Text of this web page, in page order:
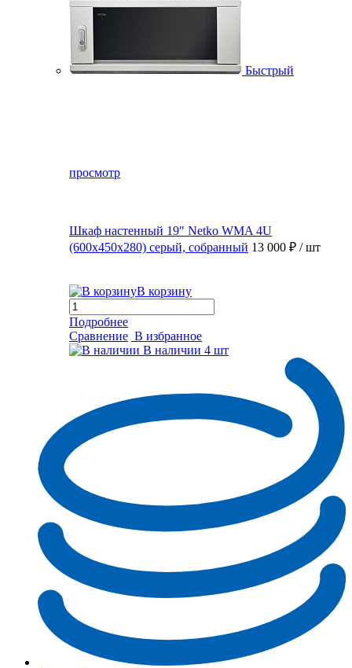
Быстрый
просмотр
Шкаф настенный 19″ Netko WMA 4U
(600x450x280) серый, собранный 13 000 ₽ / шт
В корзину
Подробнее
Сравнение В избранное
В наличии 4 шт